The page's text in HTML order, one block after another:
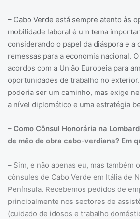
– Cabo Verde está sempre atento às
mobilidade laboral é um tema
considerando o papel da diáspora e a
remessas para a economia nacional.
acordos com a União Europeia para
oportunidades de trabalho no
poderia ser um caminho, mas exige
a nível diplomático e uma estratégia
– Como Cônsul Honorária na
de mão de obra cabo-verdiana? Em
– Sim, e não apenas eu, mas também
cônsules de Cabo Verde em Itália de
Península. Recebemos pedidos de
principalmente nos sectores de
(cuidado de idosos e trabalho